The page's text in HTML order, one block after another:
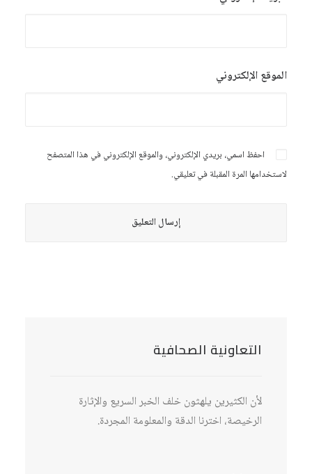
الموقع الإلكتروني
احفظ اسمي، بريدي الإلكتروني، والموقع الإلكتروني في هذا المتصفح
لاستخدامها المرة المقبلة في تعليقي.
التعاونية الصحافية
لأن الكثيرين يلهثون خلف الخبر السريع والإثارة
الرخيصة، اخترنا الدقة والمعلومة المجردة.